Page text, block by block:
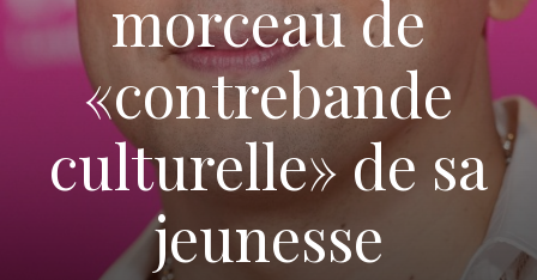
morceau de
«contrebande
culturelle» de sa
jeunesse